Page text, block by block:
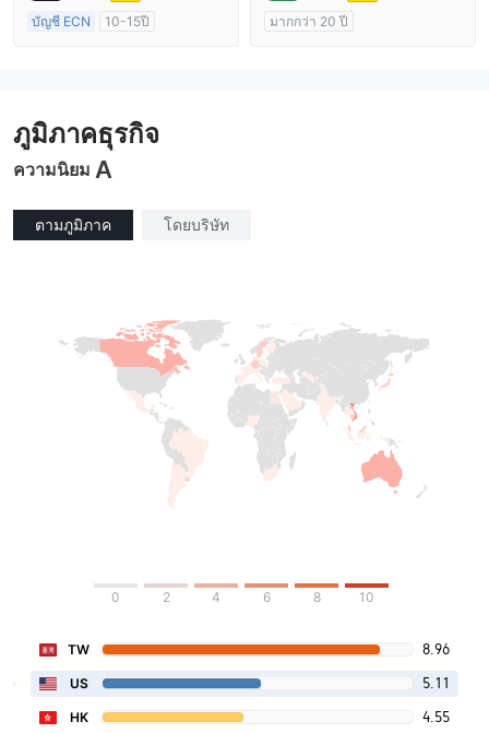
บัญชี ECN
10-15ปี
มากกว่า 20 ปี
ภูมิภาคธุรกิจ
ความนิยม A
ตามภูมิภาค โดยบริษัท
0 2 4 6 8 10
TW 8.96
US 5.11
HK 4.55